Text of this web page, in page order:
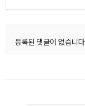
등록된 댓글이 없습니다